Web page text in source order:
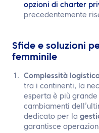
opzioni di charter
precedentemente
Sfide e soluzioni
femminile
Complessità
tra i continenti, la
esperta è più grande
cambiamenti
dedicato per la
garantisce